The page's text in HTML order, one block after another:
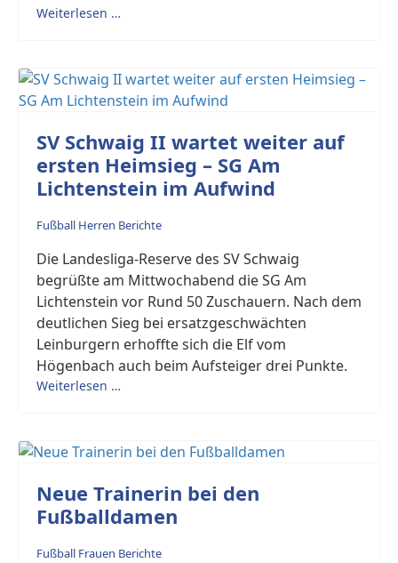
Weiterlesen …
SV Schwaig II wartet weiter auf
ersten Heimsieg – SG Am
Lichtenstein im Aufwind
Fußball Herren Berichte
Die Landesliga-Reserve des SV Schwaig
begrüßte am Mittwochabend die SG Am
Lichtenstein vor Rund 50 Zuschauern. Nach dem
deutlichen Sieg bei ersatzgeschwächten
Leinburgern erhoffte sich die Elf vom
Högenbach auch beim Aufsteiger drei Punkte.
Weiterlesen …
Neue Trainerin bei den
Fußballdamen
Fußball Frauen Berichte